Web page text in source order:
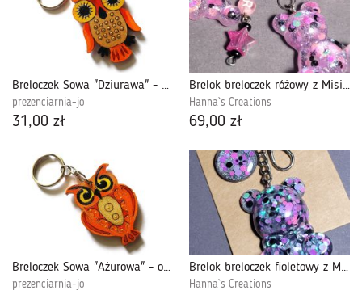
Breloczek Sowa "Dziurawa" - oranż wściekły
prezenciarnia-jo
31,00 zł
Brelok breloczek różowy z Misiem z żywicy do kluczy, torebki, plecaka
Hanna`s Creations
69,00 zł
Breloczek Sowa "Ażurowa" - oranż wściekły
prezenciarnia-jo
Brelok breloczek fioletowy z Misiem i kołkem z żywicy do kluczy, torebki, plecaka
Hanna`s Creations